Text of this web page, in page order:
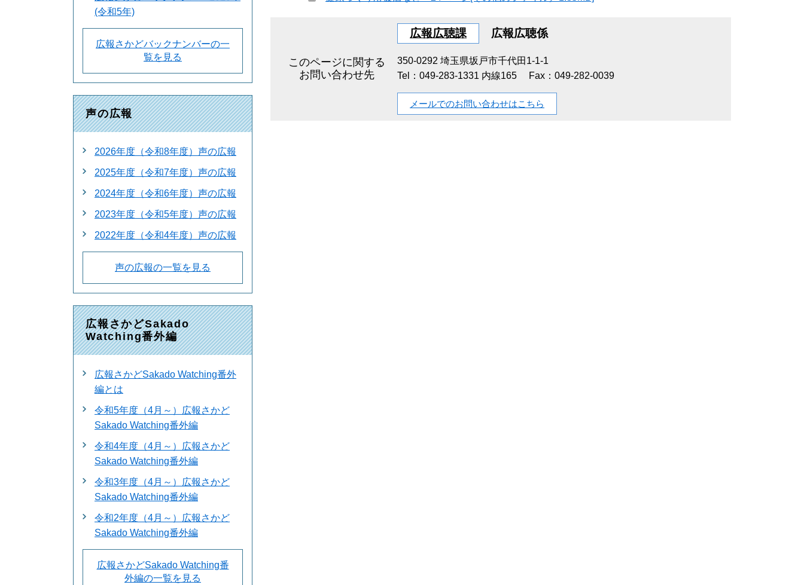
このページに関する
お問い合わせ先
広報広聴課 広報広聴係
350-0292 埼玉県坂戸市千代田1-1-1
Tel：049-283-1331 内線165
Fax：049-282-0039
メールでのお問い合わせはこちら
(令和5年)
広報さかどバックナンバーの一
覧を見る
声の広報
2026年度（令和8年度）声の広報
2025年度（令和7年度）声の広報
2024年度（令和6年度）声の広報
2023年度（令和5年度）声の広報
2022年度（令和4年度）声の広報
声の広報の一覧を見る
広報さかどSakado
Watching番外編
広報さかどSakado Watching番外
編とは
令和5年度（4月～）広報さかど
Sakado Watching番外編
令和4年度（4月～）広報さかど
Sakado Watching番外編
令和3年度（4月～）広報さかど
Sakado Watching番外編
令和2年度（4月～）広報さかど
Sakado Watching番外編
広報さかどSakado Watching番
外編の一覧を見る